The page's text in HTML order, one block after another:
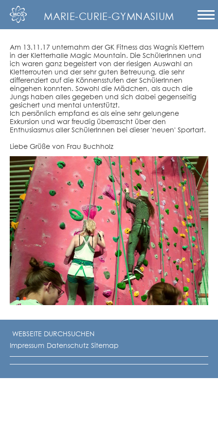
MARIE-CURIE-GYMNASIUM
Am 13.11.17 unternahm der GK Fitness das Wagnis Klettern
in der Kletterhalle Magic Mountain. Die SchülerInnen und
ich waren ganz begeistert von der riesigen Auswahl an
Kletterrouten und der sehr guten Betreuung, die sehr
differenziert auf die Könnensstufen der SchülerInnen
eingehen konnten. Sowohl die Mädchen, als auch die
Jungs haben alles gegeben und sich dabei gegenseitig
gesichert und mental unterstützt.
Ich persönlich empfand es als eine sehr gelungene
Exkursion und war freudig überrascht über den
Enthusiasmus aller SchülerInnen bei dieser 'neuen' Sportart.
Liebe Grüße von Frau Buchholz
••
Impressum Datenschutz Sitemap